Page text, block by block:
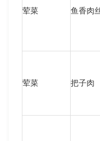
荤菜 鱼香肉
荤菜 把子肉